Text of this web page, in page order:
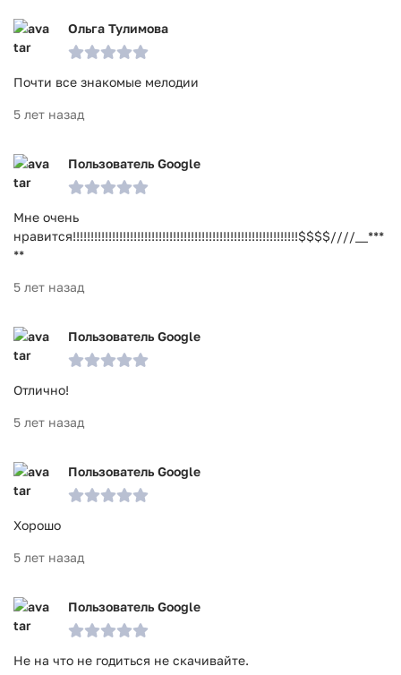
Ольга Тулимова
Почти все знакомые мелодии
5 лет назад
Пользователь Google
Мне очень
нравится!!!!!!!!!!!!!!!!!!!!!!!!!!!!!!!!!!!!!!!!!!!!!!!!!!!!!!!!!!!!!!!$$$$////__***
**
5 лет назад
Пользователь Google
Отлично!
5 лет назад
Пользователь Google
Хорошо
5 лет назад
Пользователь Google
Не на что не годиться не скачивайте.